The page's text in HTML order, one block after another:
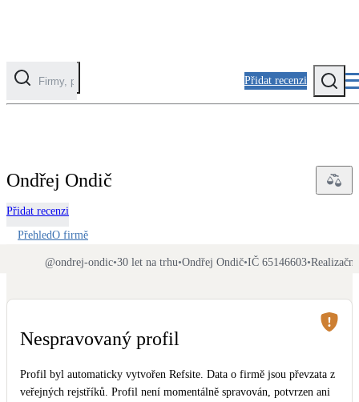
Přidat recenzi
Solární ohřev vody
Ondřej Ondič
Přidat recenzi
PřehledO firmě
@ondrej-ondic•30 let na trhu•Ondřej Ondič•IČ 65146603•
Nespravovaný profil
Profil byl automaticky vytvořen Refsite. Data o firmě jsou převzata z
veřejných rejstříků. Profil není momentálně spravován, potvrzen ani